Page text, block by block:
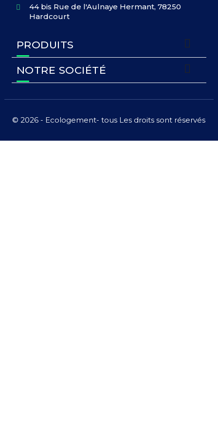
44 bis Rue de l'Aulnaye Hermant, 78250
Hardcourt
PRODUITS 
NOTRE SOCIÉTÉ 
© 2026 - Ecologement- tous Les droits sont réservés